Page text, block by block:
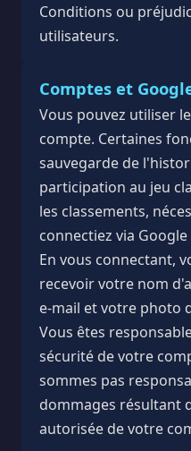
Conditions ou
utilisateurs.
Comptes et
Vous pouvez utiliser
compte. Certaines
sauvegarde de
participation au jeu
les classements,
connectiez via Google
En vous connectant,
recevoir votre nom
e-mail et votre photo
Vous êtes
sécurité de votre
sommes pas
dommages résultant
autorisée de votre